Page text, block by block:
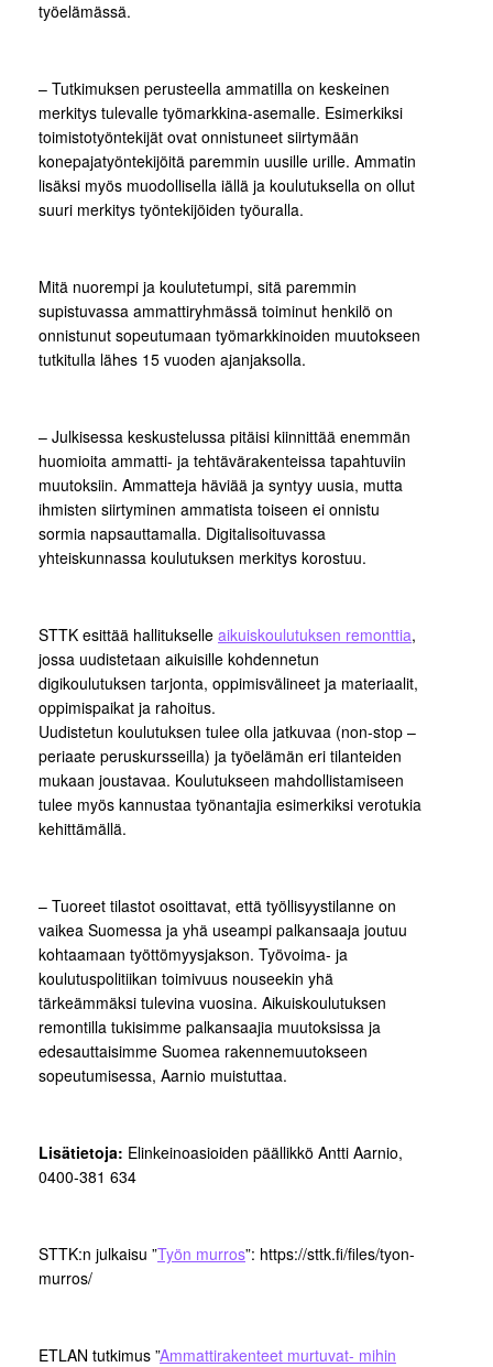
työelämässä.
– Tutkimuksen perusteella ammatilla on keskeinen
merkitys tulevalle työmarkkina-asemalle. Esimerkiksi
toimistotyöntekijät ovat onnistuneet siirtymään
konepajatyöntekijöitä paremmin uusille urille. Ammatin
lisäksi myös muodollisella iällä ja koulutuksella on ollut
suuri merkitys työntekijöiden työuralla.
Mitä nuorempi ja koulutetumpi, sitä paremmin
supistuvassa ammattiryhmässä toiminut henkilö on
onnistunut sopeutumaan työmarkkinoiden muutokseen
tutkitulla lähes 15 vuoden ajanjaksolla.
– Julkisessa keskustelussa pitäisi kiinnittää enemmän
huomioita ammatti- ja tehtävärakenteissa tapahtuviin
muutoksiin. Ammatteja häviää ja syntyy uusia, mutta
ihmisten siirtyminen ammatista toiseen ei onnistu
sormia napsauttamalla. Digitalisoituvassa
yhteiskunnassa koulutuksen merkitys korostuu.
STTK esittää hallitukselle aikuiskoulutuksen remonttia,
jossa uudistetaan aikuisille kohdennetun
digikoulutuksen tarjonta, oppimisvälineet ja materiaalit,
oppimispaikat ja rahoitus.
Uudistetun koulutuksen tulee olla jatkuvaa (non-stop –
periaate peruskursseilla) ja työelämän eri tilanteiden
mukaan joustavaa. Koulutukseen mahdollistamiseen
tulee myös kannustaa työnantajia esimerkiksi verotukia
kehittämällä.
– Tuoreet tilastot osoittavat, että työllisyystilanne on
vaikea Suomessa ja yhä useampi palkansaaja joutuu
kohtaamaan työttömyysjakson. Työvoima- ja
koulutuspolitiikan toimivuus nouseekin yhä
tärkeämmäksi tulevina vuosina. Aikuiskoulutuksen
remontilla tukisimme palkansaajia muutoksissa ja
edesauttaisimme Suomea rakennemuutokseen
sopeutumisessa, Aarnio muistuttaa.
Lisätietoja: Elinkeinoasioiden päällikkö Antti Aarnio,
0400-381 634
STTK:n julkaisu ”Työn murros”: https://sttk.fi/files/tyon-
murros/
ETLAN tutkimus ”Ammattirakenteet murtuvat- mihin